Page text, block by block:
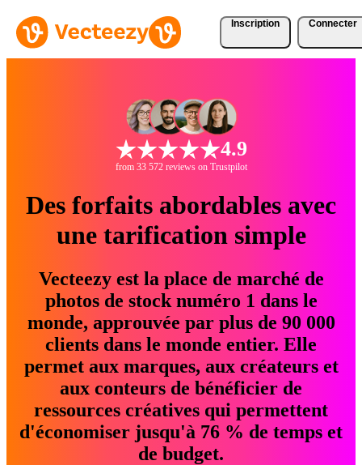
Inscription Connecter
4.9
from 33 572 reviews on Trustpilot
Des forfaits abordables avec
une tarification simple
Vecteezy est la place de marché de
photos de stock numéro 1 dans le
monde, approuvée par plus de 90 000
clients dans le monde entier. Elle
permet aux marques, aux créateurs et
aux conteurs de bénéficier de
ressources créatives qui permettent
d'économiser jusqu'à 76 % de temps et
de budget.